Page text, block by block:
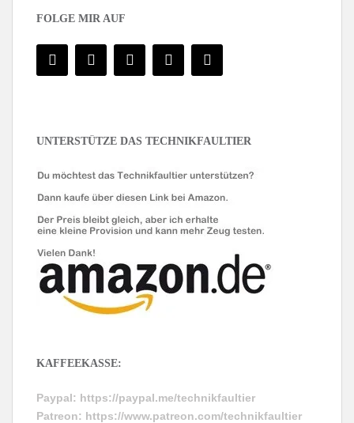
FOLGE MIR AUF
UNTERSTÜTZE DAS TECHNIKFAULTIER
KAFFEEKASSE:
Paypal: https://paypal.me/technikfaultier
Patreon: https://www.patreon.com/technikfaultier